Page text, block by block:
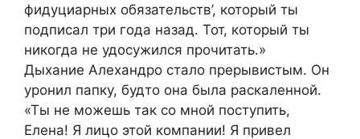
фидуциарных обязательств’, который ты
подписал три года назад. Тот, который ты
никогда не удосужился прочитать.»
Дыхание Алехандро стало прерывистым. Он
уронил папку, будто она была раскаленной.
«Ты не можешь так со мной поступить,
Елена! Я лицо этой компании! Я привел